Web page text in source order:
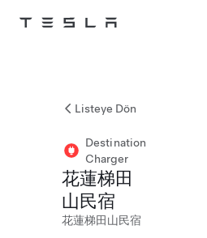
Tesla
Listeye Dön
Destination
Charger
花蓮梯田
山民宿
花蓮梯田山民宿